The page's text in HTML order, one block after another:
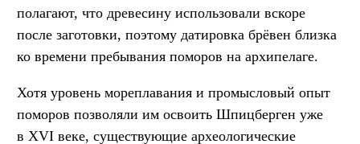
полагают, что древесину использовали вскоре
после заготовки, поэтому датировка брёвен близка
ко времени пребывания поморов на архипелаге.
Хотя уровень мореплавания и промысловый опыт
поморов позволяли им освоить Шпицберген уже
в XVI веке, существующие археологические